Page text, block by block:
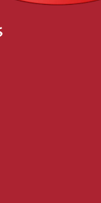
Spice Shop
Sortiment
online. Lieferung in